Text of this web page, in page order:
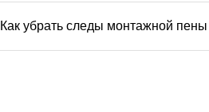
Как убрать следы монтажной